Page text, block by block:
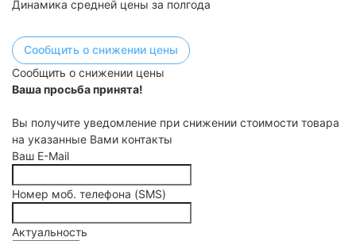
Динамика средней цены за полгода
Сообщить о снижении цены
Сообщить о снижении цены
Ваша просьба принята!
Вы получите уведомление при снижении стоимости товара
на указанные Вами контакты
Ваш E-Mail
Номер моб. телефона (SMS)
Актуальность